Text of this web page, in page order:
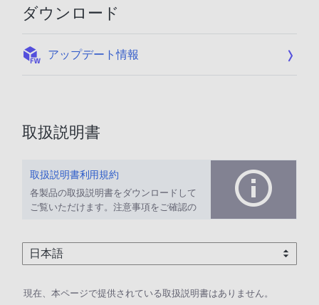
ダウンロード
アップデート情報
取扱説明書
取扱説明書利用規約
各製品の取扱説明書をダウンロードして
ご覧いただけます。注意事項をご確認の
現在、本ページで提供されている取扱説明書はありません。